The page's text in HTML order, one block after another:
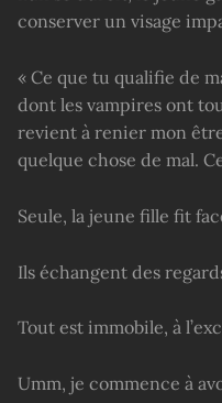
conserver un visage
« Ce que tu qualifie de
dont les vampires ont
revient à renier mon
quelque chose de mal.
Seule, la jeune fille fit
Ils échangent des
Tout est immobile, à
Umm, je commence à